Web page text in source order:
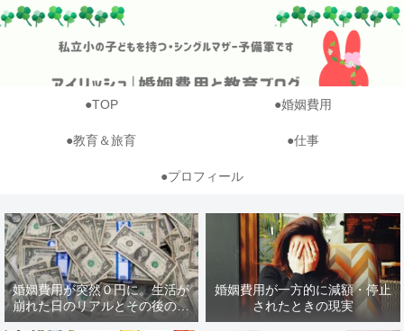
●TOP ●婚姻費用
●教育＆旅育 ●仕事
●プロフィール
婚姻費用が突然０円に。生活が
崩れた日のリアルとその後のや
りくり【体験談】
婚姻費用が一方的に減額・停止
されたときの現実